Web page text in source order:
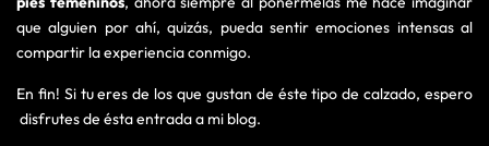
que alguien por ahí, quizás, pueda sentir emociones intensas al
compartir la experiencia conmigo.
En fin! Si tu eres de los que gustan de éste tipo de calzado, espero
disfrutes de ésta entrada a mi blog.